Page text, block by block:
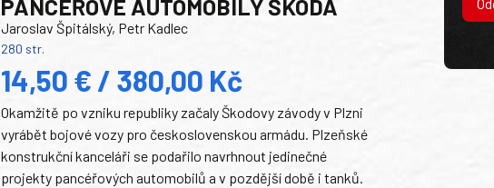
PANCEŘOVÉ AUTOMOBILY ŠKODA
Jaroslav Špitálský, Petr Kadlec
280 str.
14,50 € / 380,00 Kč
Okamžitě po vzniku republiky začaly Škodovy závody v Plzni
vyrábět bojové vozy pro československou armádu. Plzeňské
konstrukční kanceláři se podařilo navrhnout jedinečné
projekty pancéřových automobilů a v pozdější době i tanků.